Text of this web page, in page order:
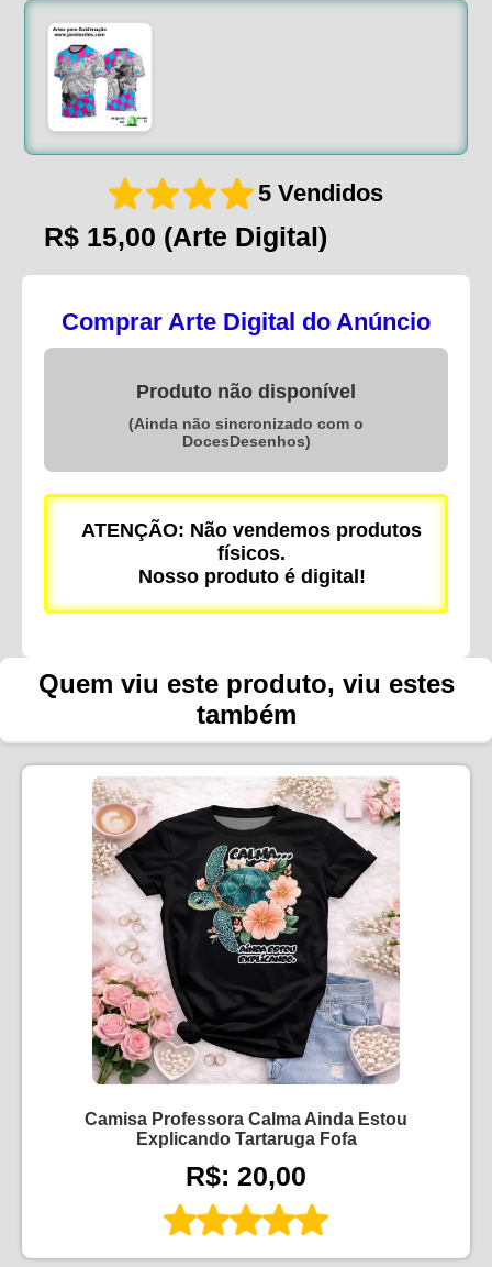
5 Vendidos
R$ 15,00 (Arte Digital)
Comprar Arte Digital do Anúncio
Produto não disponível
(Ainda não sincronizado com o
DocesDesenhos)
ATENÇÃO: Não vendemos produtos
físicos.
Nosso produto é digital!
Quem viu este produto, viu estes
também
Camisa Professora Calma Ainda Estou
Explicando Tartaruga Fofa
R$: 20,00